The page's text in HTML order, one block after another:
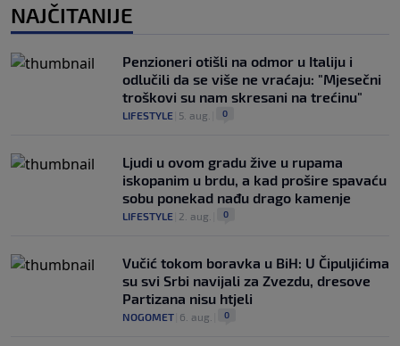
NAJČITANIJE
Penzioneri otišli na odmor u Italiju i
odlučili da se više ne vraćaju: "Mjesečni
troškovi su nam skresani na trećinu"
LIFESTYLE 5. aug. 0
Ljudi u ovom gradu žive u rupama
iskopanim u brdu, a kad prošire spavaću
sobu ponekad nađu drago kamenje
LIFESTYLE 2. aug. 0
Vučić tokom boravka u BiH: U Čipuljićima
su svi Srbi navijali za Zvezdu, dresove
Partizana nisu htjeli
NOGOMET 6. aug. 0